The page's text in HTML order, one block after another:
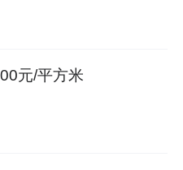
元/平方米